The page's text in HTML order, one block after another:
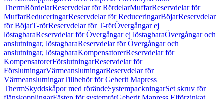
ThermRördelarReservdelar för RördelarMuffarReservdelar för
MuffarReduceringarReservdelar för ReduceringarBöjarReservdelar
för BöjarT-rörReservdelar för T-rörÖvergångar ej
löstagbaraReservdelar för Övergångar ej löstagbaraÖvergångar och
anslutningar, löstagbaraReservdelar för Övergångar och
anslutningar, löstagbaraKompensatorerReservdelar för
KompensatorerFörslutningarReservdelar för
FörslutningarVärmeanslutningarReservdelar för
VärmeanslutningarTillbehör för Geberit Mapress
ThermSkyddskåpor med rörändeSystempackningarSet skruv för
flänskopplingarFästen för systemrörGeberit Mapress Elförzinkat